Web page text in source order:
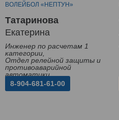
ВОЛЕЙБОЛ «НЕПТУН»
Татаринова
Екатерина
Инженер по расчетам 1
категории,
Отдел релейной защиты и
противоаварийной
автоматики
8-904-681-61-00